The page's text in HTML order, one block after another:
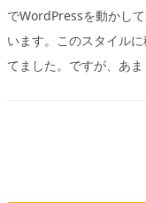
でWordPressを動かし
います。このスタイル
てました。ですが、あま